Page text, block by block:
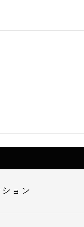
ョン